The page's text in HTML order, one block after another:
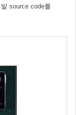
source code를